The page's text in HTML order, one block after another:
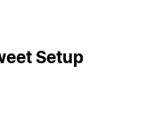
Setup